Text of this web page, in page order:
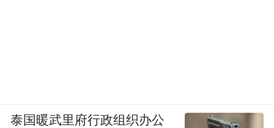
泰国暖武里府行政组织办公